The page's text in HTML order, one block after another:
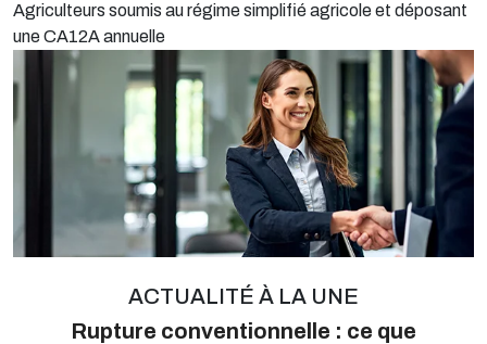
Agriculteurs soumis au régime simplifié agricole et déposant
une CA12A annuelle
ACTUALITÉ À LA UNE
Rupture conventionnelle : ce que